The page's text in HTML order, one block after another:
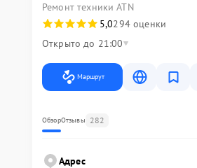
Ремонт техники ATN
5,0294 оценки
Открыто до 21:00
Маршрут
ОбзорОтзывы 282
Адрес